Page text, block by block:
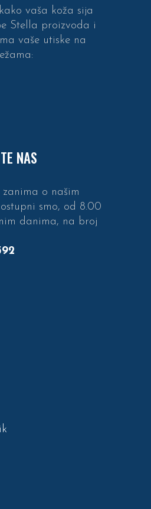
vaša koža sija
Stella proizvoda i
vaše utiske na
NAS
o našim
smo, od 8.00
danima, na broj